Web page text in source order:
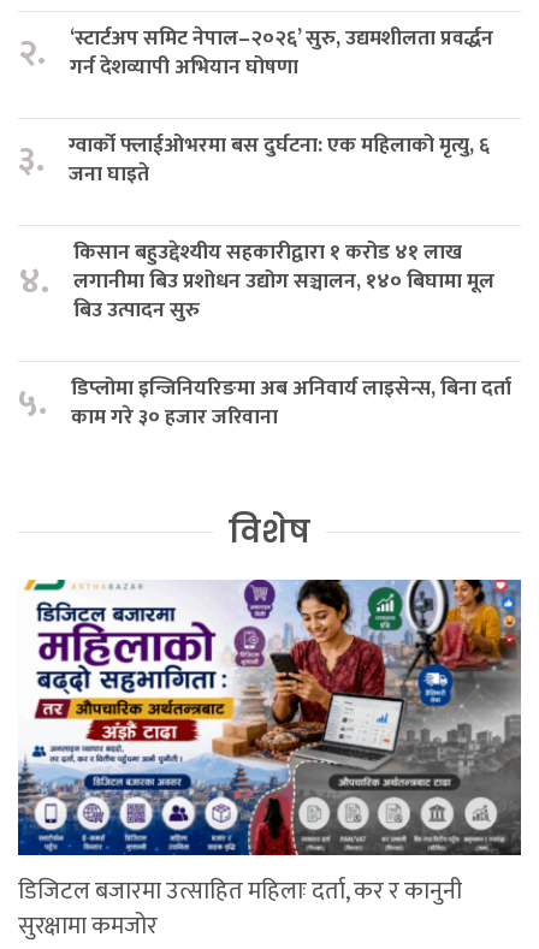
२.
‘स्टार्टअप समिट नेपाल–२०२६’ सुरु, उद्यमशीलता प्रवर्द्धन
गर्न देशव्यापी अभियान घोषणा
३.
ग्वार्को फ्लाईओभरमा बस दुर्घटना: एक महिलाको मृत्यु, ६
जना घाइते
४.
किसान बहुउद्देश्यीय सहकारीद्वारा १ करोड ४१ लाख
लगानीमा बिउ प्रशोधन उद्योग सञ्चालन, १४० बिघामा मूल
बिउ उत्पादन सुरु
५.
डिप्लोमा इन्जिनियरिङमा अब अनिवार्य लाइसेन्स, बिना दर्ता
काम गरे ३० हजार जरिवाना
विशेष
डिजिटल बजारमा उत्साहित महिलाः दर्ता, कर र कानुनी
सुरक्षामा कमजोर